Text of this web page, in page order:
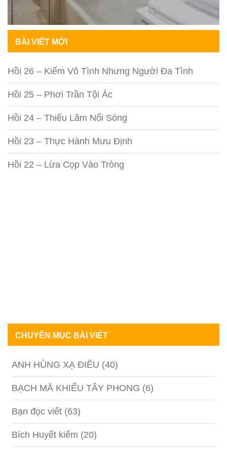
BÀI VIẾT MỚI
Hồi 26 – Kiếm Vô Tình Nhưng Người Đa Tình
Hồi 25 – Phơi Trần Tội Ác
Hồi 24 – Thiếu Lâm Nổi Sóng
Hồi 23 – Thực Hành Mưu Định
Hồi 22 – Lừa Cọp Vào Tròng
CHUYÊN MỤC BÀI VIẾT
ANH HÙNG XẠ ĐIÊU (40)
BẠCH MÃ KHIẾU TÂY PHONG (6)
Bạn đọc viết (63)
Bích Huyết kiếm (20)